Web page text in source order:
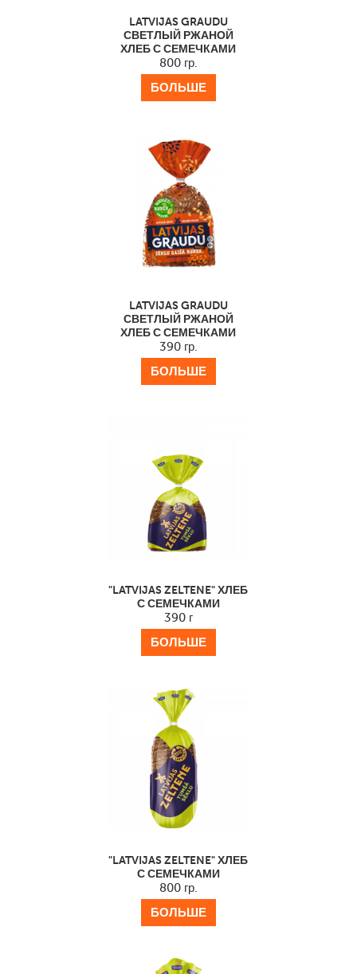
LATVIJAS GRAUDU
СВЕТЛЫЙ РЖАНОЙ
ХЛЕБ С СЕМЕЧКАМИ
800 гр.
БОЛЬШЕ
LATVIJAS GRAUDU
СВЕТЛЫЙ РЖАНОЙ
ХЛЕБ С СЕМЕЧКАМИ
390 гр.
БОЛЬШЕ
"LATVIJAS ZELTENE" ХЛЕБ
С СЕМЕЧКАМИ
390 г
БОЛЬШЕ
"LATVIJAS ZELTENE" ХЛЕБ
С СЕМЕЧКАМИ
800 гр.
БОЛЬШЕ